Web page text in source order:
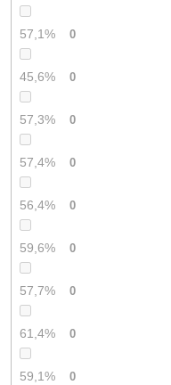
57,1% 0
45,6% 0
57,3% 0
57,4% 0
56,4% 0
59,6% 0
57,7% 0
61,4% 0
59,1% 0